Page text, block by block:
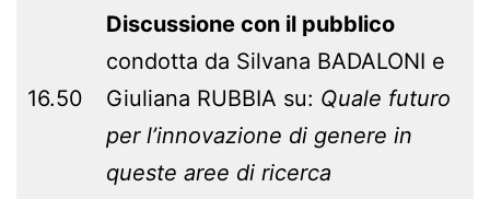
16.50
Discussione con il pubblico
condotta da Silvana BADALONI e
Giuliana RUBBIA su: Quale futuro
per l’innovazione di genere in
queste aree di ricerca